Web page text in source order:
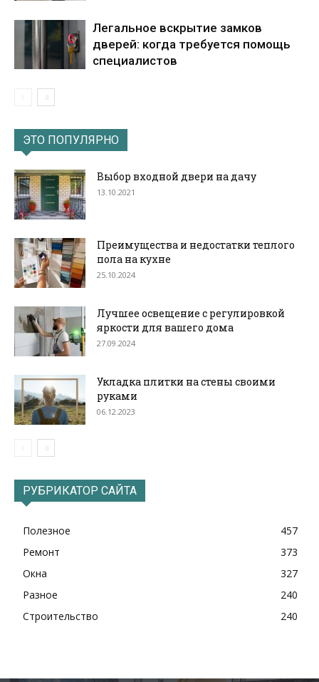
Легальное вскрытие замков
дверей: когда требуется помощь
специалистов
ЭТО ПОПУЛЯРНО
Выбор входной двери на дачу
13.10.2021
Преимущества и недостатки теплого
пола на кухне
25.10.2024
Лучшее освещение с регулировкой
яркости для вашего дома
27.09.2024
Укладка плитки на стены своими
руками
06.12.2023
РУБРИКАТОР САЙТА
Полезное
457
Ремонт
373
Окна
327
Разное
240
Строительство
240